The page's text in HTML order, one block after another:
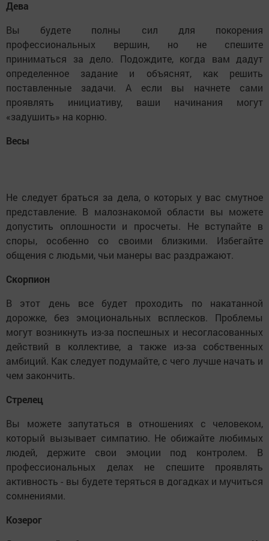
Дева
Вы будете полны сил для покорения
профессиональных вершин, но не спешите
приниматься за дело. Подождите, когда вам дадут
определенное задание и объяснят, как решить
поставленные задачи. А если вы начнете сами
проявлять инициативу, ваши начинания могут
«задушить» на корню.
Весы
Не следует браться за дела, о которых у вас смутное
представление. В малознакомой области вы можете
допустить оплошности и просчеты. Не вступайте в
споры, особенно со своими близкими. Избегайте
общения с людьми, чьи манеры вас раздражают.
Скорпион
В этот день все будет проходить по накатанной
дорожке, без эмоциональных всплесков. Проблемы
могут возникнуть из-за поспешных и несогласованных
действий в коллективе, а также из-за собственных
амбиций. Как следует подумайте, с чего лучше начать и
чем закончить.
Стрелец
Вы можете запутаться в отношениях с человеком,
который вызывает симпатию. Не обижайте любимых
людей, держите свои эмоции под контролем. В
профессиональных делах не спешите проявлять
активность - вы будете теряться в догадках и мучиться
сомнениями.
Козерог